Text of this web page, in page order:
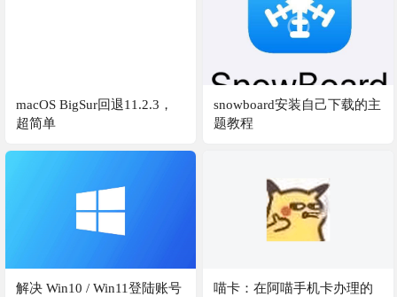
macOS BigSur回退11.2.3，
超简单
snowboard安装自己下载的主
题教程
解决 Win10 / Win11登陆账号
喵卡：在阿喵手机卡办理的